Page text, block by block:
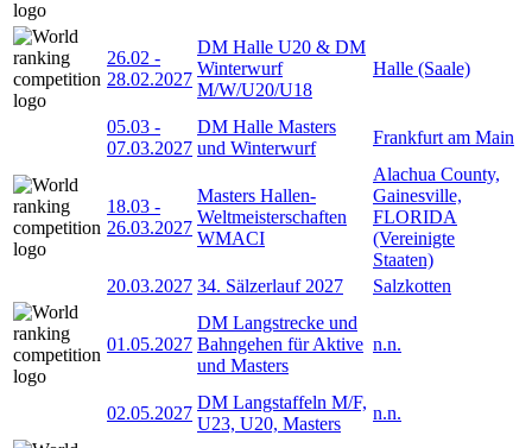
26.02 -
28.02.2027
DM Halle U20 & DM
Winterwurf
M/W/U20/U18
Halle (Saale)
05.03 -
07.03.2027
DM Halle Masters
und Winterwurf
Frankfurt am Main
18.03 -
26.03.2027
Masters Hallen-
Weltmeisterschaften
WMACI
Alachua County,
Gainesville,
FLORIDA
(Vereinigte
Staaten)
20.03.2027 34. Sälzerlauf 2027 Salzkotten
01.05.2027
DM Langstrecke und
Bahngehen für Aktive
und Masters
n.n.
02.05.2027
DM Langstaffeln M/F,
U23, U20, Masters
n.n.